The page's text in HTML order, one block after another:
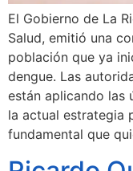
El Gobierno de La
Salud, emitió una
población que ya
dengue. Las
están aplicando las
la actual estrategia
fundamental que